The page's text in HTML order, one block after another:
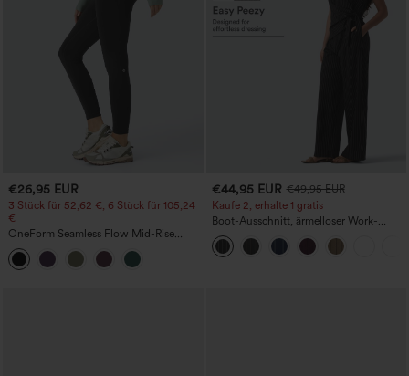
€26,95 EUR
3 Stück für 52,62 €, 6 Stück für 105,24
€
OneForm Seamless Flow Mid-Rise
Yoga-Leggings - mittelhoher Bund,
bauchformend und mit Po-Lifting-
Effekt
€44,95 EUR €49,95 EUR
Kaufe 2, erhalte 1 gratis
Boot-Ausschnitt, ärmelloser Work-
Jumpsuit mit seitlicher Bindung,
kühlender Cool-Touch-Effekt, gestreift
und mit Taschen – Easy Peezy Edition